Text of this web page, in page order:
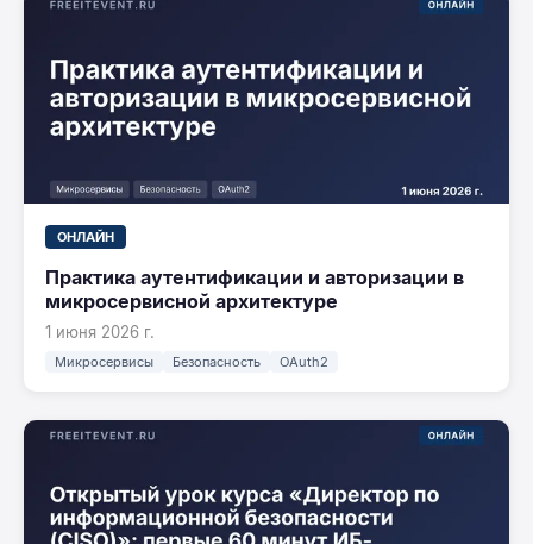
ОНЛАЙН
Практика аутентификации и авторизации в
микросервисной архитектуре
1 июня 2026 г.
Микросервисы Безопасность OAuth2